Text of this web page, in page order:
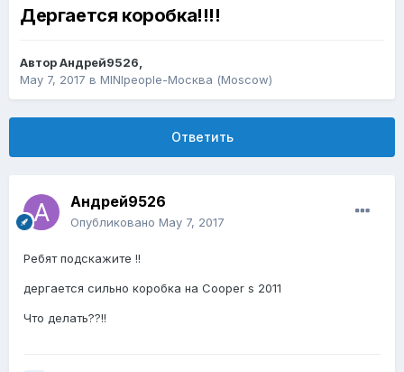
Дергается коробка!!!!
АвторАндрей9526,
May 7, 2017 в MINIpeople-Москва (Moscow)
Ответить
Андрей9526
Опубликовано May 7, 2017
Ребят подскажите !!
дергается сильно коробка на Cooper s 2011
Что делать??!!